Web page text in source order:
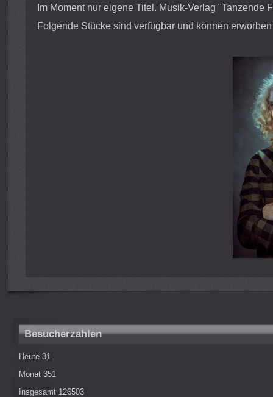
Im Moment nur eigene Titel. Musik-Verlag "Tanzende
Folgende Stücke sind verfügbar und können
Besucherzahlen
Heute 31
Monat 351
Insgesamt 126503